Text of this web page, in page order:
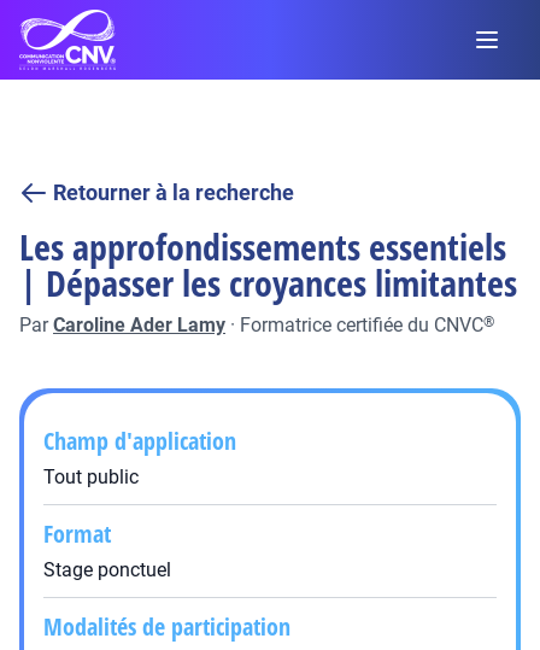
Retourner à la recherche
Les approfondissements essentiels
| Dépasser les croyances limitantes
ParCaroline Ader Lamy · Formatrice certifiée du CNVC®
Champ d'application
Tout public
Format
Stage ponctuel
Modalités de participation